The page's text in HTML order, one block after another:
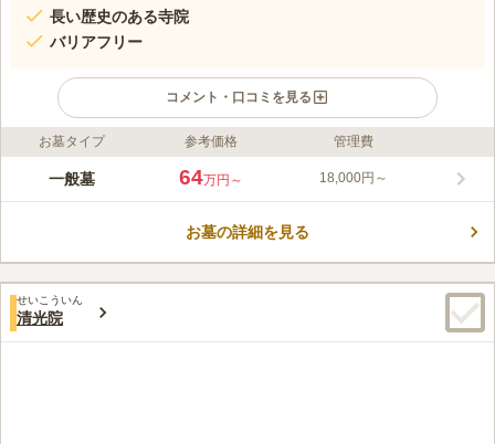
長い歴史のある寺院
バリアフリー
コメント・口コミを見る
ライフドット編集部のコメント
京浜急行線「新馬場駅」から徒歩1分とすぐの場所にある浄苑な
馬場駅前浄苑は全区画が平坦でバリアフリー対応なので、車椅子
口コミ評価
この霊園はまだ誰からも評価されていません。
お墓タイプ 参考価格 管理費
一般墓 64万円～ 18,000円～
お墓の詳細を見る
せいこういん
清光院